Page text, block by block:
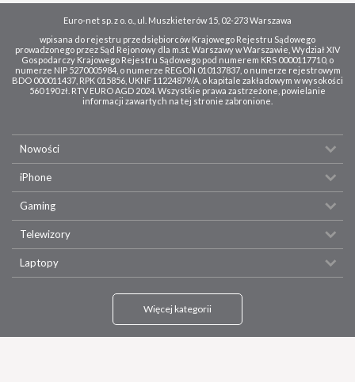
Euro-net sp. z o. o., ul. Muszkieterów 15, 02-273 Warszawa
wpisana do rejestru przedsiębiorców Krajowego Rejestru Sądowego
prowadzonego przez Sąd Rejonowy dla m.st. Warszawy w Warszawie, Wydział XIV
Gospodarczy Krajowego Rejestru Sądowego pod numerem KRS 0000117710, o
numerze NIP 5270005984, o numerze REGON 010137837, o numerze rejestrowym
BDO 000011437, RPK 015856, UKNF 11224879/A, o kapitale zakładowym w wysokości
560 190 zł. RTV EURO AGD 2024. Wszystkie prawa zastrzeżone, powielanie
informacji zawartych na tej stronie zabronione.
Nowości
iPhone
Gaming
Telewizory
Laptopy
Więcej kategorii